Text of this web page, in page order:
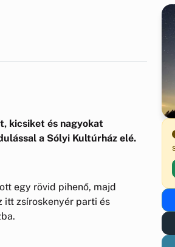
kicsiket és nagyokat
a Sólyi Kultúrház elé.
egy rövid pihenő, majd
itt zsíroskenyér parti és